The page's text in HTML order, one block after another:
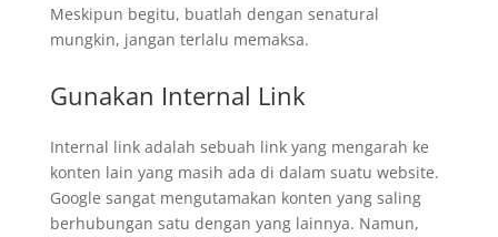
Meskipun begitu, buatlah dengan senatural
mungkin, jangan terlalu memaksa.
Gunakan Internal Link
Internal link adalah sebuah link yang mengarah ke
konten lain yang masih ada di dalam suatu website.
Google sangat mengutamakan konten yang saling
berhubungan satu dengan yang lainnya. Namun,